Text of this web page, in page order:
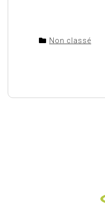
Non classé